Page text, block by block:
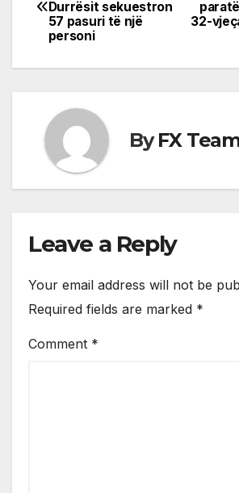
navigation
32-
Durrësit sekuestron
57 pasuri të një
personi
ByFX
Leave a Reply
Your email address will not be
Required fields are marked *
Comment *